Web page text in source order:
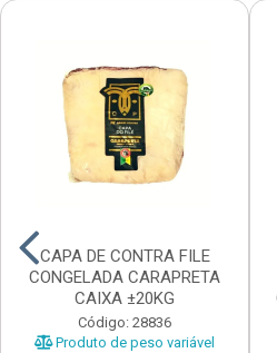
CAPA DE CONTRA FILE
CONGELADA CARAPRETA
CAIXA ±20KG
Código: 28836
Produto de peso variável